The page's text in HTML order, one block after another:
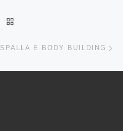
SPALLA E BODY BUILDING